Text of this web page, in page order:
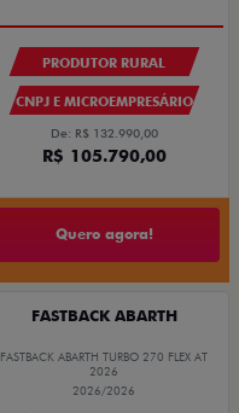
PRODUTOR RURAL
CNPJ E MICROEMPRESÁRIO
De: R$ 132.990,00
R$ 105.790,00
Quero agora!
FASTBACK ABARTH
FASTBACK ABARTH TURBO 270 FLEX AT
2026
2026/2026